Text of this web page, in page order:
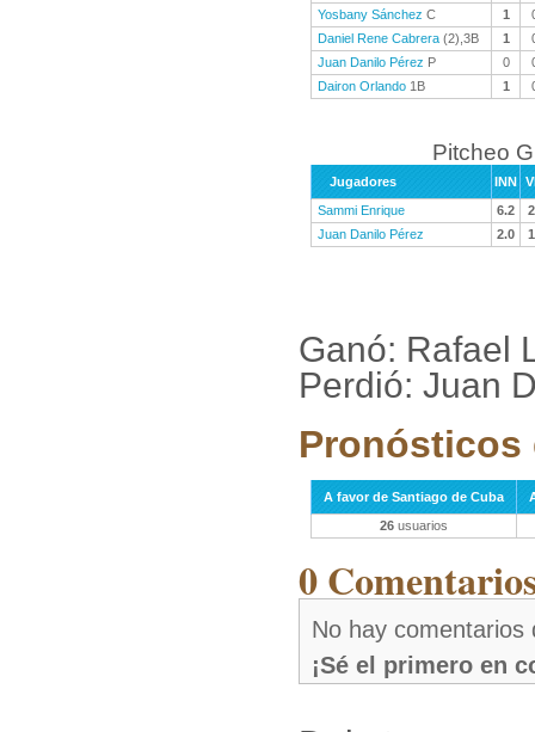
Yosbany Sánchez C 1
Daniel Rene Cabrera (2),3B 1
Juan Danilo Pérez P 0
Dairon Orlando 1B 1
Pitcheo
Jugadores INN
Sammi Enrique
6.2
Juan Danilo Pérez
2.0
Ganó: Rafael
Perdió: Juan
Pronósticos
A favor de Santiago de Cuba
26 usuarios
0
No hay comentarios
¡Sé el primero en